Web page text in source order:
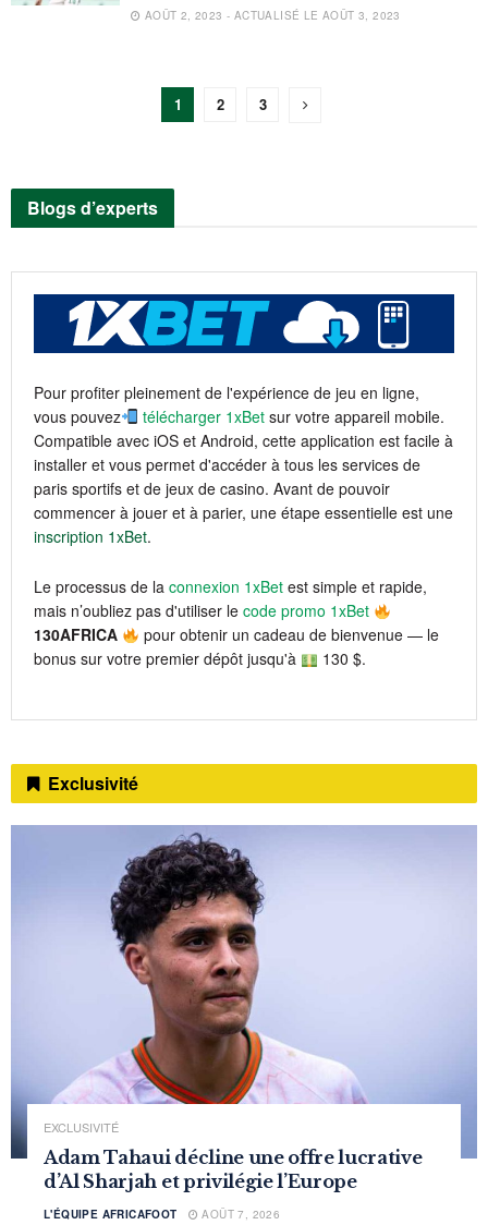
AOÛT 2, 2023 - ACTUALISÉ LE AOÛT 3, 2023
1 2 3
Blogs d’experts
Pour profiter pleinement de l'expérience de jeu en ligne,
vous pouvez
télécharger 1xBet sur votre appareil mobile.
Compatible avec iOS et Android, cette application est facile à
installer et vous permet d'accéder à tous les services de
paris sportifs et de jeux de casino. Avant de pouvoir
commencer à jouer et à parier, une étape essentielle est une
inscription 1xBet.
Le processus de la connexion 1xBet est simple et rapide,
mais n’oubliez pas d'utiliser le code promo 1xBet
130AFRICA
pour obtenir un cadeau de bienvenue — le
bonus sur votre premier dépôt jusqu'à
130 $.
Exclusivité
EXCLUSIVITÉ
Adam Tahaui décline une offre lucrative
d’Al Sharjah et privilégie l’Europe
L'ÉQUIPE AFRICAFOOT AOÛT 7, 2026